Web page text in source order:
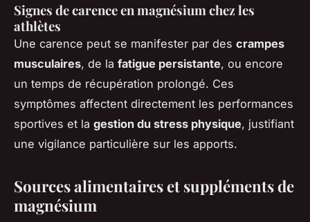
Signes de carence en magnésium chez les
athlètes
Une carence peut se manifester par des crampes
musculaires, de la fatigue persistante, ou encore
un temps de récupération prolongé. Ces
symptômes affectent directement les performances
sportives et la gestion du stress physique, justifiant
une vigilance particulière sur les apports.
Sources alimentaires et suppléments de
magnésium